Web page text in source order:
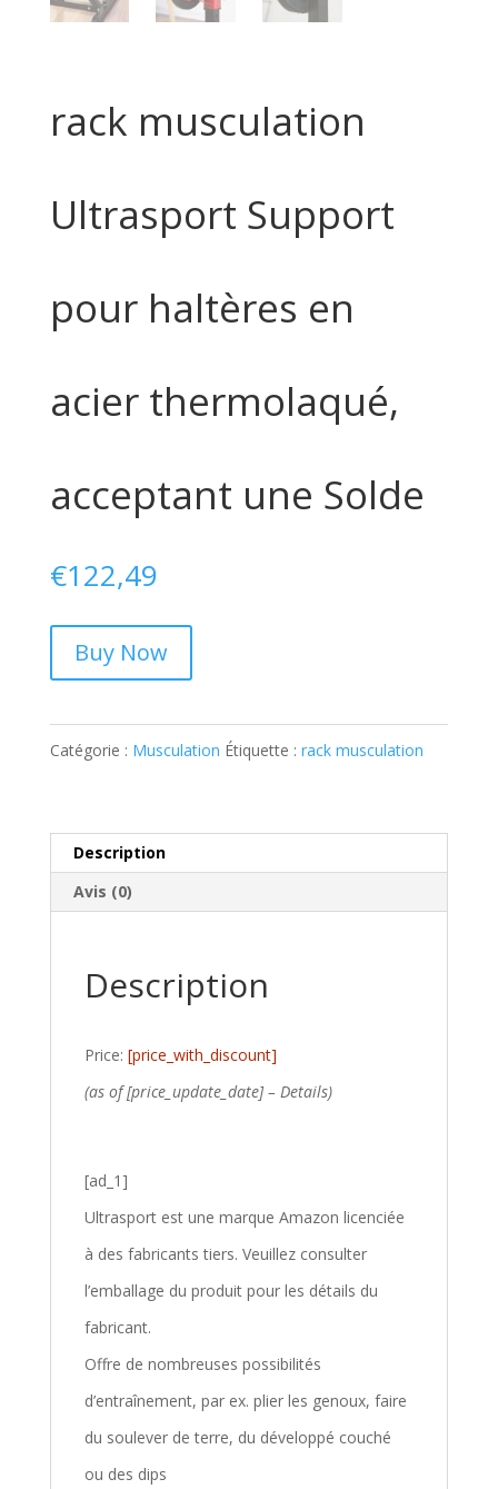
rack musculation
Ultrasport Support
pour haltères en
acier thermolaqué,
acceptant une Solde
€122,49
Buy Now
Catégorie : Musculation Étiquette : rack musculation
Description
Avis (0)
Description
Price: [price_with_discount]
(as of [price_update_date] – Details)
[ad_1]
Ultrasport est une marque Amazon licenciée
à des fabricants tiers. Veuillez consulter
l’emballage du produit pour les détails du
fabricant.
Offre de nombreuses possibilités
d’entraînement, par ex. plier les genoux, faire
du soulever de terre, du développé couché
ou des dips